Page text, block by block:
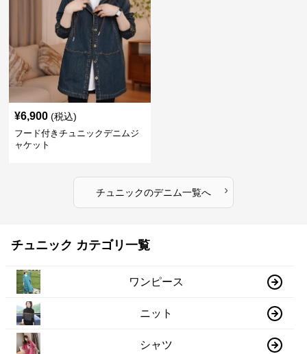
¥6,900 (税込)
フード付きチュニックデニムジ
ャケット
チュニックのデニム一覧へ ›
チュニック カテゴリ一覧
ワンピース
ニット
シャツ